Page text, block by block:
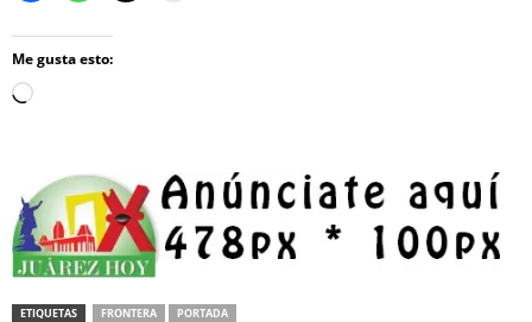
Me gusta esto:
Loading…
ETIQUETAS FRONTERA PORTADA